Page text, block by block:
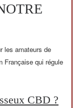
les amateurs de
Française qui régule
CBD ?